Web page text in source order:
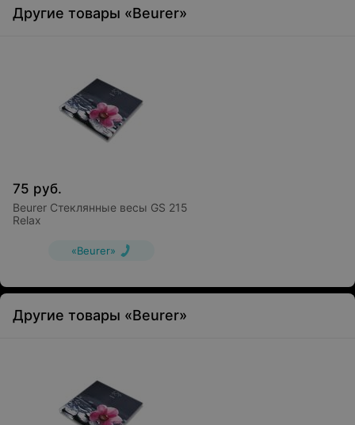
Другие товары «Beurer»
75 руб.
Beurer Стеклянные весы GS 215
Relax
«Beurer»
Другие товары «Beurer»